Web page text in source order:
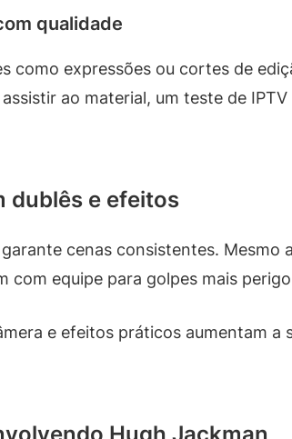
qualidade
como expressões ou cortes de
ao material, um teste de
dublês e efeitos
cenas consistentes.
equipe para golpes mais
e efeitos práticos aumentam a